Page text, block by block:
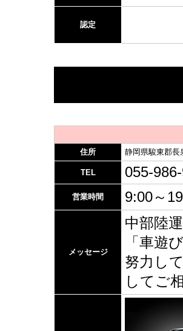
認定
住所 静岡県駿東郡長
TEL 055-
営業時間 9:00～
メッセージ
中部陸
「車遊
努力し
してご